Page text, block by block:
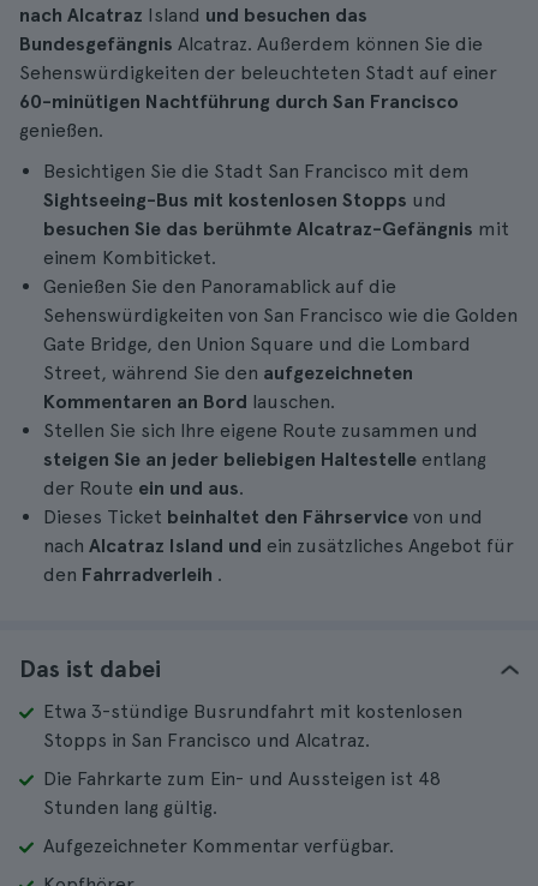
nach Alcatraz Island und besuchen das
Bundesgefängnis Alcatraz. Außerdem können Sie die
Sehenswürdigkeiten der beleuchteten Stadt auf einer
60-minütigen Nachtführung durch San Francisco
genießen.
Besichtigen Sie die Stadt San Francisco mit dem
Sightseeing-Bus mit kostenlosen Stopps und
besuchen Sie das berühmte Alcatraz-Gefängnis mit
einem Kombiticket.
Genießen Sie den Panoramablick auf die
Sehenswürdigkeiten von San Francisco wie die Golden
Gate Bridge, den Union Square und die Lombard
Street, während Sie den aufgezeichneten
Kommentaren an Bord lauschen.
Stellen Sie sich Ihre eigene Route zusammen und
steigen Sie an jeder beliebigen Haltestelle entlang
der Route ein und aus.
Dieses Ticket beinhaltet den Fährservice von und
nach Alcatraz Island und ein zusätzliches Angebot für
den Fahrradverleih .
Das ist dabei
Etwa 3-stündige Busrundfahrt mit kostenlosen
Stopps in San Francisco und Alcatraz.
Die Fahrkarte zum Ein- und Aussteigen ist 48
Stunden lang gültig.
Aufgezeichneter Kommentar verfügbar.